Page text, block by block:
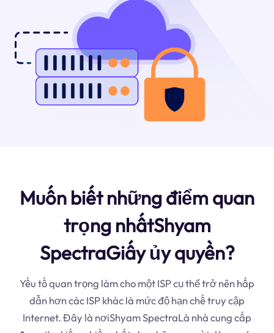
Muốn biết những điểm quan
trọng nhấtShyam
SpectraGiấy ủy quyền?
Yếu tố quan trọng làm cho một ISP cụ thể trở nên hấp
dẫn hơn các ISP khác là mức độ hạn chế truy cập
Internet. Đây là nơiShyam SpectraLà nhà cung cấp